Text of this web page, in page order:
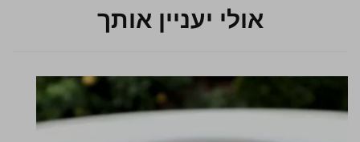
אולי יעניין אותך